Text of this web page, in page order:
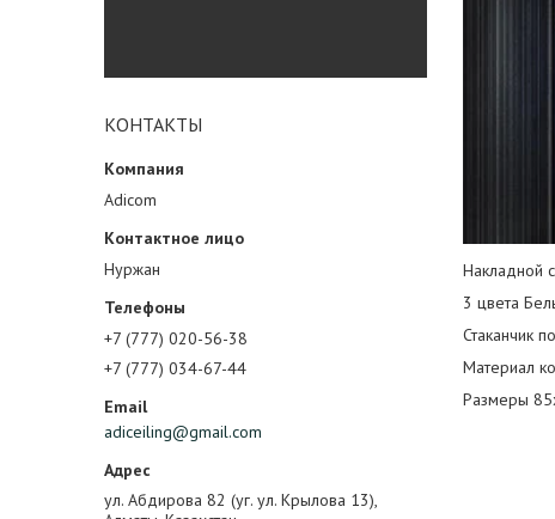
КОНТАКТЫ
Adicom
Нуржан
+7 (777) 020-56-38
+7 (777) 034-67-44
adiceiling@gmail.com
ул. Абдирова 82 (уг. ул. Крылова 13),
Накладной
3 цвета
Стаканчик
Материал
Размеры